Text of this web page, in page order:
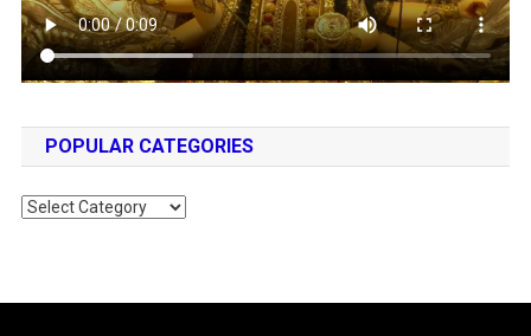
POPULAR CATEGORIES
Popular